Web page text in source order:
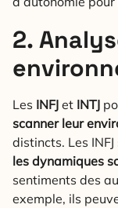
2.
Les INFJ et INTJ
scanner leur
distincts. Les
les dynamiques
sentiments des
exemple, ils